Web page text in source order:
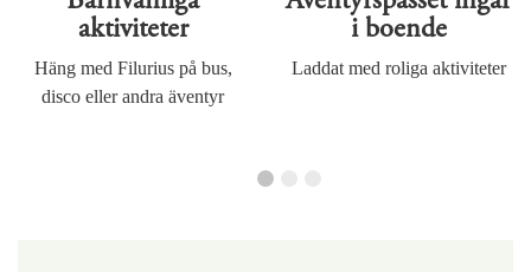
aktiviteter
Häng med Filurius på bus,
disco eller andra äventyr
i boende
Laddat med roliga aktiviteter